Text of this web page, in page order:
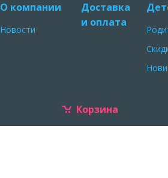
О компании
Новости
Доставка
и оплата
Корзина